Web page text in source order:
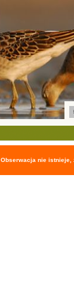
Obserwacja nie istnieje,